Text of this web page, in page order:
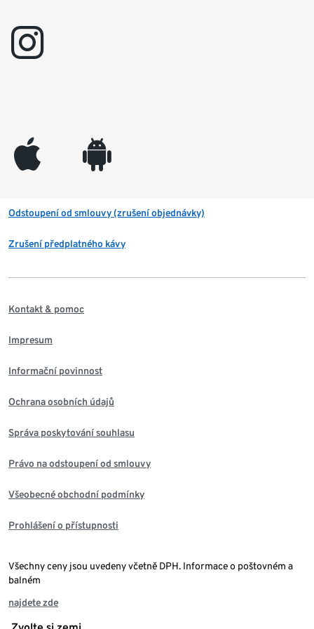
instagram
appleinc android
Odstoupení od smlouvy (zrušení objednávky)
Zrušení předplatného kávy
Kontakt & pomoc
Impresum
Informační povinnost
Ochrana osobních údajů
Správa poskytování souhlasu
Právo na odstoupení od smlouvy
Všeobecné obchodní podmínky
Prohlášení o přístupnosti
Všechny ceny jsou uvedeny včetně DPH. Informace o poštovném a
balném
najdete zde